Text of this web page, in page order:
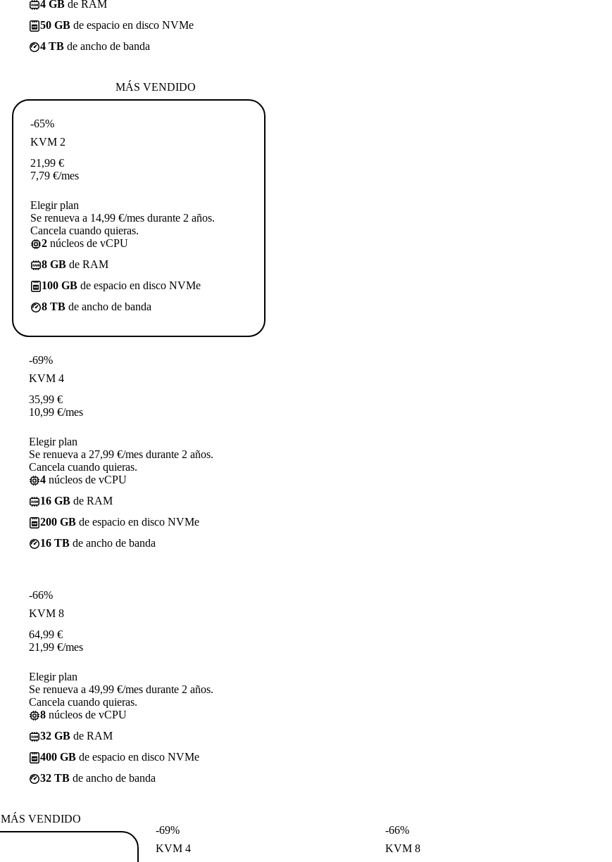
4 GB de RAM
50 GB de espacio en disco NVMe
4 TB de ancho de banda
MÁS VENDIDO
-65%
KVM 2
21,99 €
7,79 €/mes
Elegir plan
Se renueva a 14,99 €/mes durante 2 años.
Cancela cuando quieras.
2 núcleos de vCPU
8 GB de RAM
100 GB de espacio en disco NVMe
8 TB de ancho de banda
-69%
KVM 4
35,99 €
10,99 €/mes
Elegir plan
Se renueva a 27,99 €/mes durante 2 años.
Cancela cuando quieras.
4 núcleos de vCPU
16 GB de RAM
200 GB de espacio en disco NVMe
16 TB de ancho de banda
-66%
KVM 8
64,99 €
21,99 €/mes
Elegir plan
Se renueva a 49,99 €/mes durante 2 años.
Cancela cuando quieras.
8 núcleos de vCPU
32 GB de RAM
400 GB de espacio en disco NVMe
32 TB de ancho de banda
MÁS VENDIDO
-69%
KVM 4
-66%
KVM 8